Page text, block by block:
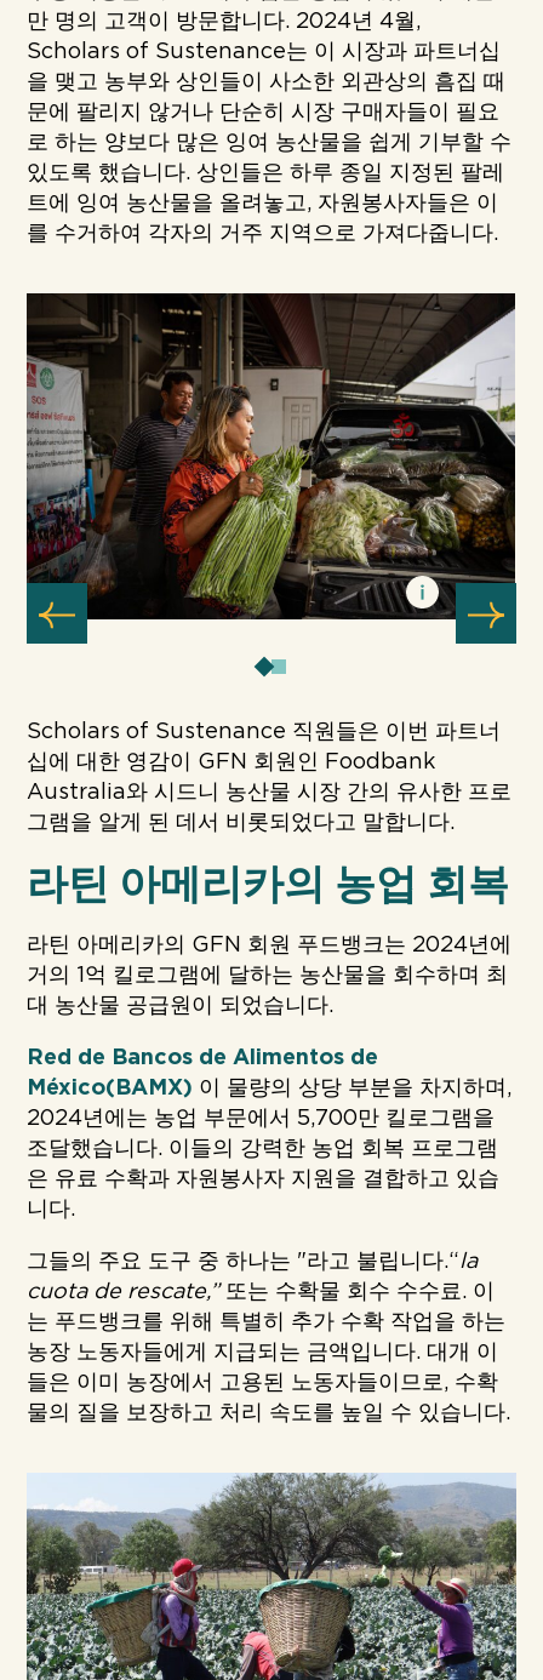
만 명의 고객이 방문합니다. 2024년 4월,
Scholars of Sustenance는 이 시장과 파트너십
을 맺고 농부와 상인들이 사소한 외관상의 흠집 때
문에 팔리지 않거나 단순히 시장 구매자들이 필요
로 하는 양보다 많은 잉여 농산물을 쉽게 기부할 수
있도록 했습니다. 상인들은 하루 종일 지정된 팔레
트에 잉여 농산물을 올려놓고, 자원봉사자들은 이
를 수거하여 각자의 거주 지역으로 가져다줍니다.
Scholars of Sustenance 직원들은 이번 파트너
십에 대한 영감이 GFN 회원인 Foodbank
Australia와 시드니 농산물 시장 간의 유사한 프로
그램을 알게 된 데서 비롯되었다고 말합니다.
라틴 아메리카의 농업 회복
라틴 아메리카의 GFN 회원 푸드뱅크는 2024년에
거의 1억 킬로그램에 달하는 농산물을 회수하며 최
대 농산물 공급원이 되었습니다.
Red de Bancos de Alimentos de
México(BAMX) 이 물량의 상당 부분을 차지하며,
2024년에는 농업 부문에서 5,700만 킬로그램을
조달했습니다. 이들의 강력한 농업 회복 프로그램
은 유료 수확과 자원봉사자 지원을 결합하고 있습
니다.
그들의 주요 도구 중 하나는 "라고 불립니다.“la
cuota de rescate,”또는 수확물 회수 수수료. 이
는 푸드뱅크를 위해 특별히 추가 수확 작업을 하는
농장 노동자들에게 지급되는 금액입니다. 대개 이
들은 이미 농장에서 고용된 노동자들이므로, 수확
물의 질을 보장하고 처리 속도를 높일 수 있습니다.